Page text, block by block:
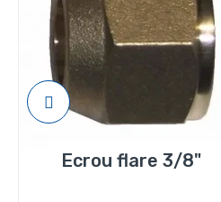
Ecrou flare 3/8"